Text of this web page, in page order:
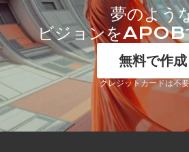
夢のよう
ビジョンをAPOB
無料で作成
クレジットカードは不